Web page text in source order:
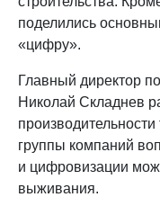
поделились
«цифру».
Главный директор
Николай Складнев
группы компаний
и цифровизации
выживания.